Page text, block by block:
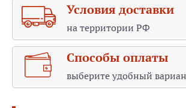
Условия доставки
на территории РФ
Способы оплаты
выберите удобный